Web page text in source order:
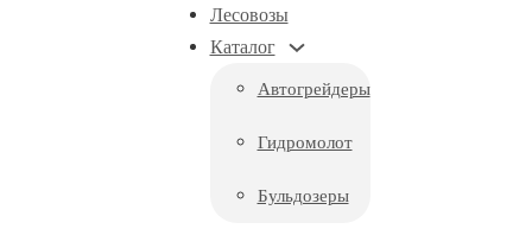
Лесовозы
Каталог
Автогрейдеры
Гидромолот
Бульдозеры